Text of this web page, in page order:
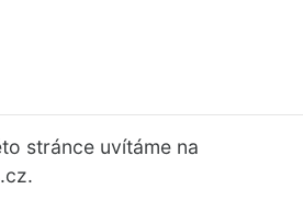
stránce uvítáme na